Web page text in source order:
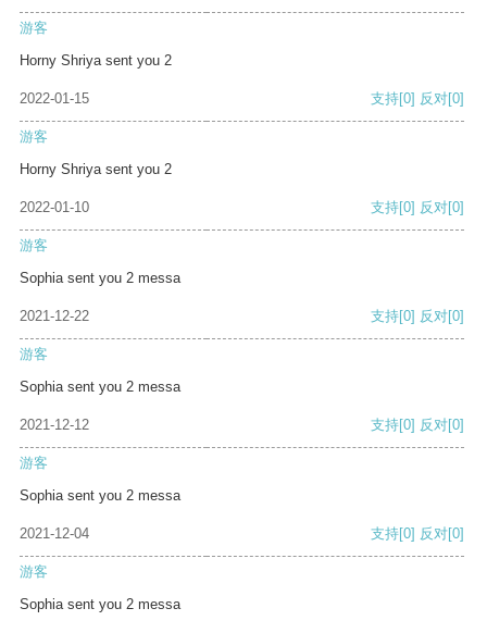
游客
Horny Shriya sent you 2
2022-01-15 支持[0] 反对[0]
游客
Horny Shriya sent you 2
2022-01-10 支持[0] 反对[0]
游客
Sophia sent you 2 messa
2021-12-22 支持[0] 反对[0]
游客
Sophia sent you 2 messa
2021-12-12 支持[0] 反对[0]
游客
Sophia sent you 2 messa
2021-12-04 支持[0] 反对[0]
游客
Sophia sent you 2 messa